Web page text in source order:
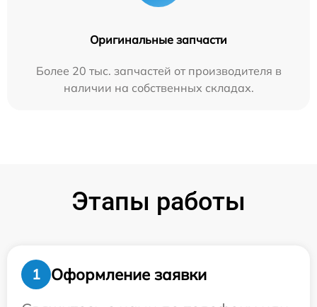
Оригинальные запчасти
Более 20 тыс. запчастей от производителя в
наличии на собственных складах.
Этапы работы
1
Оформление заявки